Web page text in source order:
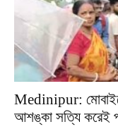
Medinipur:
আশঙ্কা সত্যি করেই